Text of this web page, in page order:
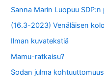
Sanna Marin Luopuu
(16.3-2023) Venäläisen
Ilman kuvatekstiä
Mamu-ratkaisu?
Sodan julma kohtuuttomuus